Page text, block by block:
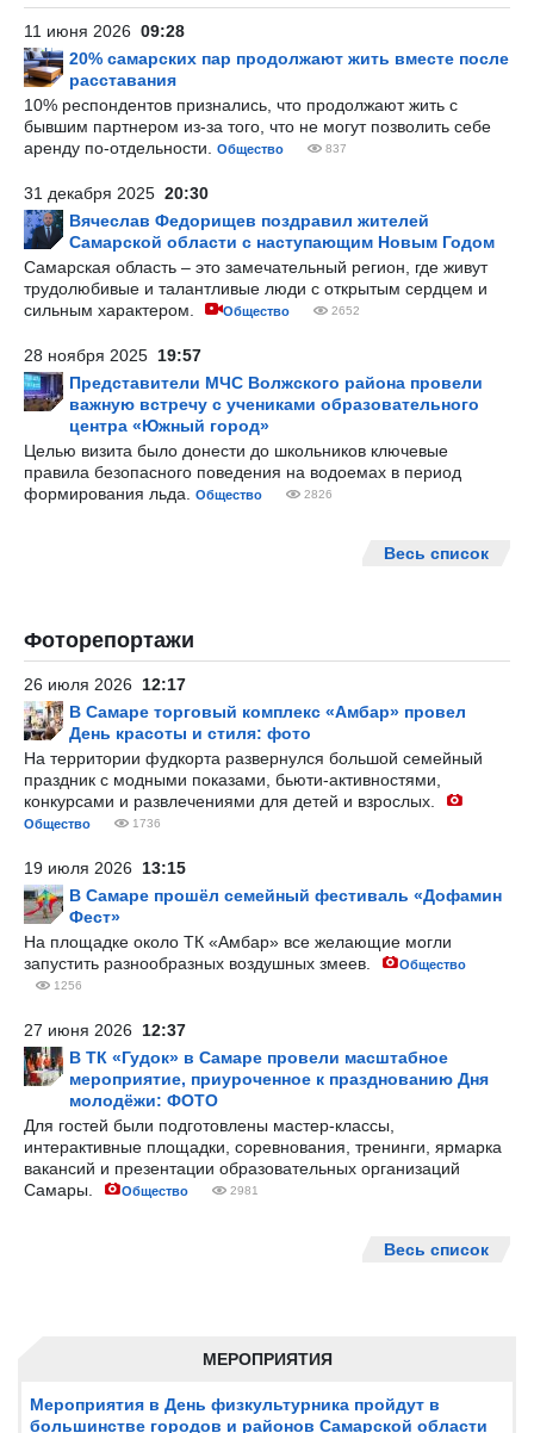
МЕРОПРИЯТИЯ
Мероприятия в День физкультурника пройдут в
большинстве городов и районов Самарской области
11 июня 2026 09:28
20% самарских пар продолжают жить вместе после
расставания
10% респондентов признались, что продолжают жить с
бывшим партнером из-за того, что не могут позволить себе
аренду по-отдельности.
Общество 837
31 декабря 2025 20:30
Вячеслав Федорищев поздравил жителей
Самарской области с наступающим Новым Годом
Самарская область – это замечательный регион, где живут
трудолюбивые и талантливые люди с открытым сердцем и
сильным характером.
Общество 2652
28 ноября 2025 19:57
Представители МЧС Волжского района провели
важную встречу с учениками образовательного
центра «Южный город»
Целью визита было донести до школьников ключевые
правила безопасного поведения на водоемах в период
формирования льда.
Общество 2826
Весь список
Фоторепортажи
26 июля 2026 12:17
В Самаре торговый комплекс «Амбар» провел
День красоты и стиля: фото
На территории фудкорта развернулся большой семейный
праздник с модными показами, бьюти-активностями,
конкурсами и развлечениями для детей и взрослых.
Общество 1736
19 июля 2026 13:15
В Самаре прошёл семейный фестиваль «Дофамин
Фест»
На площадке около ТК «Амбар» все желающие могли
запустить разнообразных воздушных змеев.
Общество
1256
27 июня 2026 12:37
В ТК «Гудок» в Самаре провели масштабное
мероприятие, приуроченное к празднованию Дня
молодёжи: ФОТО
Для гостей были подготовлены мастер-классы,
интерактивные площадки, соревнования, тренинги, ярмарка
вакансий и презентации образовательных организаций
Самары.
Общество 2981
Весь список